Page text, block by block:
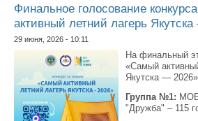
Финальное голосование
активный летний лагерь
29 июня, 2026 - 10:11
На финальный
«Самый
Якутска —
Группа №1:
"Дружба" – 115